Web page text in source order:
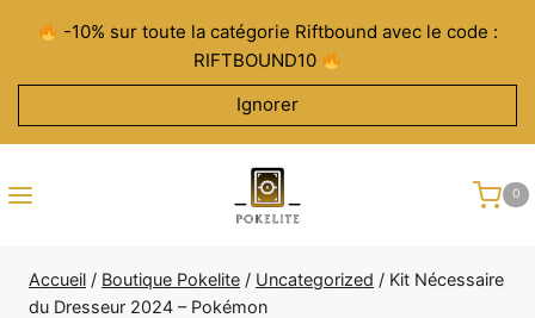
contenu
-10% sur toute la catégorie Riftbound avec le code :
RIFTBOUND10
Ignorer
0
Accueil / Boutique Pokelite / Uncategorized / Kit Nécessaire
du Dresseur 2024 – Pokémon